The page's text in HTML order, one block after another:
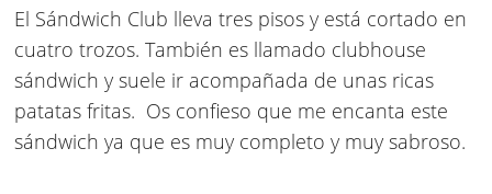
El Sándwich Club lleva tres pisos y está cortado en
cuatro trozos. También es llamado clubhouse
sándwich y suele ir acompañada de unas ricas
patatas fritas. Os confieso que me encanta este
sándwich ya que es muy completo y muy sabroso.